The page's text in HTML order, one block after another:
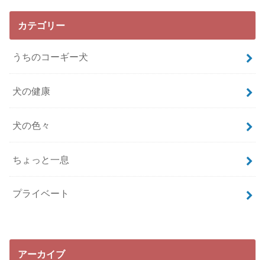
カテゴリー
うちのコーギー犬
犬の健康
犬の色々
ちょっと一息
プライベート
アーカイブ